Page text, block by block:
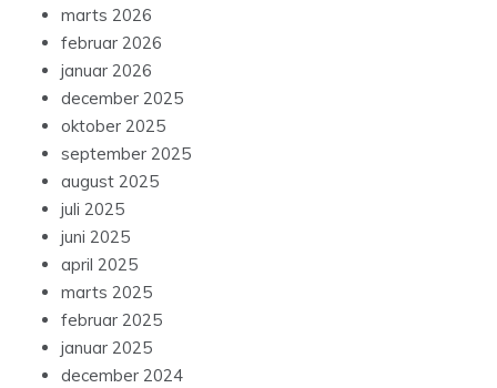
marts 2026
februar 2026
januar 2026
december 2025
oktober 2025
september 2025
august 2025
juli 2025
juni 2025
april 2025
marts 2025
februar 2025
januar 2025
december 2024